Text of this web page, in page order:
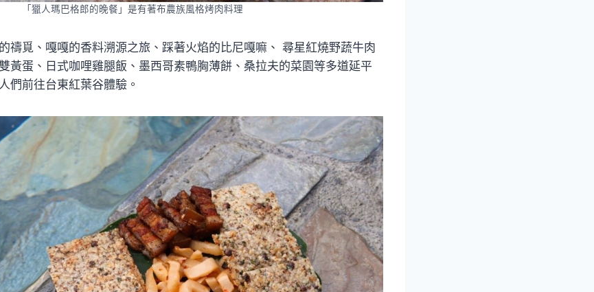
「獵人瑪巴格郎的晚餐」是有著布農族風格烤肉料理
禱覓、嘎嘎的香料溯源之旅、踩著火焰的比尼嘎嘛、 尋星紅燒野蔬牛肉
黃蛋、日式咖哩雞腿飯、墨西哥素鴨胸薄餅、桑拉夫的菜園等多道延平
們前往台東紅葉谷體驗。